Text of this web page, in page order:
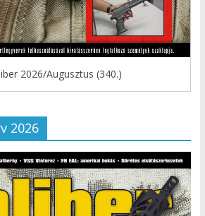
2026/Augusztus (340.)
2026